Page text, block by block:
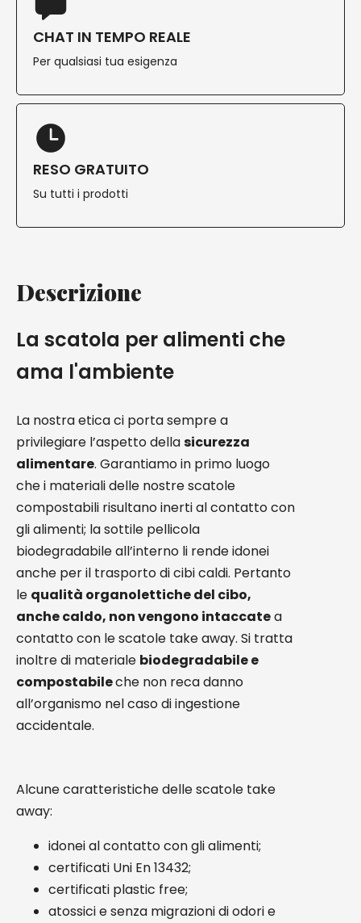
CHAT IN TEMPO REALE
Per qualsiasi tua esigenza
RESO GRATUITO
Su tutti i prodotti
Descrizione
La scatola per alimenti che
ama l'ambiente
La nostra etica ci porta sempre a
privilegiare l’aspetto dellasicurezza
alimentare. Garantiamo in primo luogo
che i materiali delle nostre scatole
compostabili risultano inerti al contatto con
gli alimenti; la sottile pellicola
biodegradabile all’interno li rende idonei
anche per il trasporto di cibi caldi. Pertanto
le qualità organolettiche del cibo,
anche caldo, non vengono intaccatea
contatto con le scatole take away. Si tratta
inoltre di materiale biodegradabile e
compostabileche non reca danno
all’organismo nel caso di ingestione
accidentale.
Alcune caratteristiche delle scatole take
away:
idonei al contatto con gli alimenti;
certificati Uni En 13432;
certificati plastic free;
atossici e senza migrazioni di odori e